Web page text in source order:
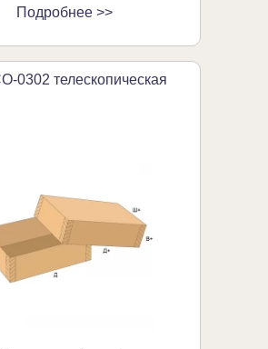
Подробнее >>
0302 телескопическая